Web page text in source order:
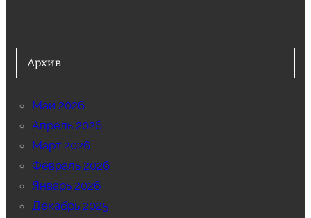
Архив
Май 2026
Апрель 2026
Март 2026
Февраль 2026
Январь 2026
Декабрь 2025